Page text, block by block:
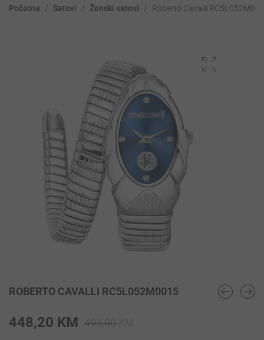
Početna / Satovi / Ženski satovi / Roberto Cavalli
ROBERTO CAVALLI RC5L052M0015
498,00
448,20 KM